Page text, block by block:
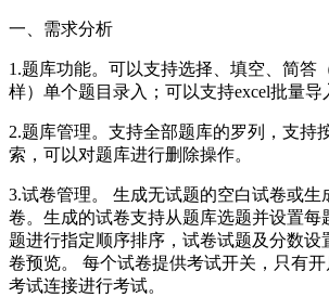
一、需求分析
1.题库功能。可以支持选择、填空、简答
样）单个题目录入；可以支持excel批量导
2.题库管理。支持全部题库的罗列，支持
索，可以对题库进行删除操作。
3.试卷管理。 生成无试题的空白试卷或生
卷。生成的试卷支持从题库选题并设置每
题进行指定顺序排序，试卷试题及分数设
卷预览。 每个试卷提供考试开关，只有
考试连接进行考试。